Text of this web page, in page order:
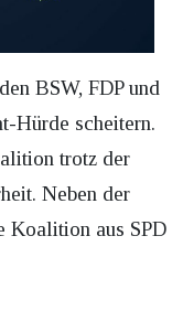
BSW, FDP und
Hürde scheitern.
trotz der
Neben der
Koalition aus SPD